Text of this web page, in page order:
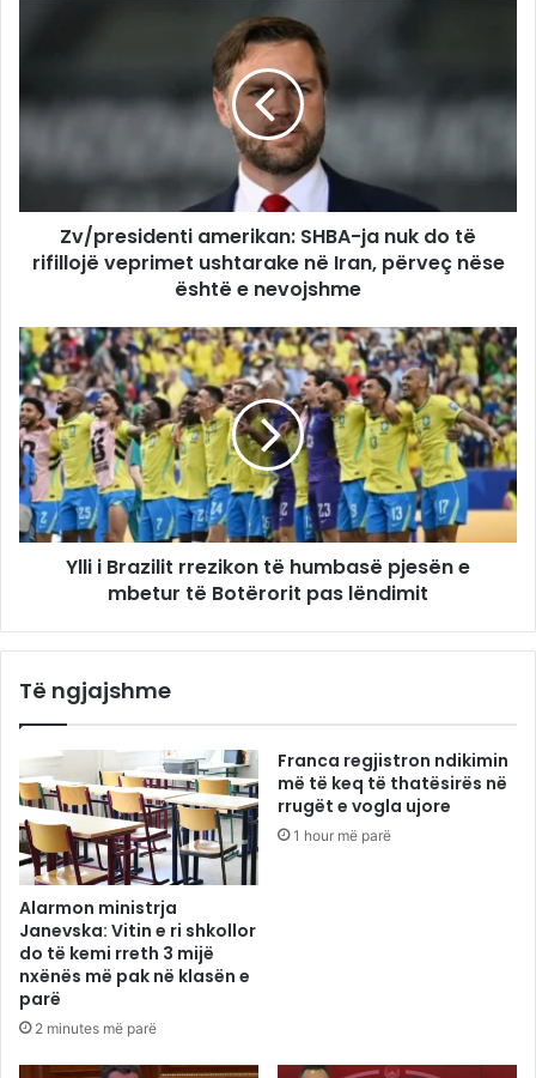
Zv/presidenti amerikan: SHBA-ja nuk do të
rifillojë veprimet ushtarake në Iran, përveç nëse
është e nevojshme
Ylli i Brazilit rrezikon të humbasë pjesën e
mbetur të Botërorit pas lëndimit
Të ngjajshme
Alarmon ministrja
Janevska: Vitin e ri shkollor
do të kemi rreth 3 mijë
nxënës më pak në klasën e
parë
2 minutes më parë
Franca regjistron ndikimin
më të keq të thatësirës në
rrugët e vogla ujore
1 hour më parë